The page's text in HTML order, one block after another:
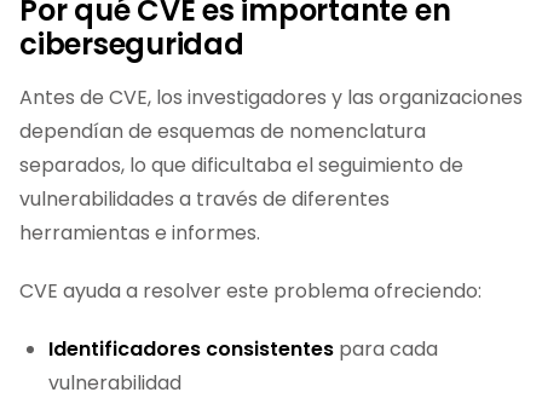
Por qué CVE es importante en
ciberseguridad
Antes de CVE, los investigadores y las organizaciones
dependían de esquemas de nomenclatura
separados, lo que dificultaba el seguimiento de
vulnerabilidades a través de diferentes
herramientas e informes.
CVE ayuda a resolver este problema ofreciendo:
Identificadores consistentes para cada
vulnerabilidad